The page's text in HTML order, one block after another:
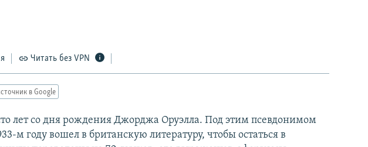
Читать без VPN
в Google
лет со дня рождения Джорджа Оруэлла. Под этим псевдонимом
м году вошел в британскую литературу, чтобы остаться в